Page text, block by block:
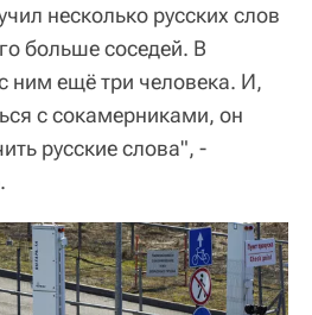
несколько русских слов
больше соседей. В
ним ещё три человека. И,
с сокамерниками, он
русские слова", -